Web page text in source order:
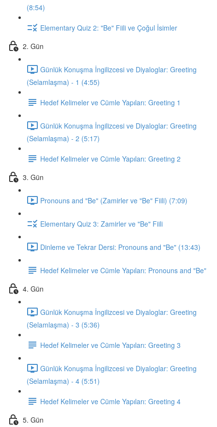
(8:54)
Elementary Quiz 2: "Be" Fiili ve Çoğul İsimler
2. Gün
Günlük Konuşma İngilizcesi ve Diyaloglar: Greeting
(Selamlaşma) - 1 (4:55)
Hedef Kelimeler ve Cümle Yapıları: Greeting 1
Günlük Konuşma İngilizcesi ve Diyaloglar: Greeting
(Selamlaşma) - 2 (5:17)
Hedef Kelimeler ve Cümle Yapıları: Greeting 2
3. Gün
Pronouns and "Be" (Zamirler ve "Be" Fiili) (7:09)
Elementary Quiz 3: Zamirler ve "Be" Fiili
Dinleme ve Tekrar Dersi: Pronouns and "Be" (13:43)
Hedef Kelimeler ve Cümle Yapıları: Pronouns and "Be"
4. Gün
Günlük Konuşma İngilizcesi ve Diyaloglar: Greeting
(Selamlaşma) - 3 (5:36)
Hedef Kelimeler ve Cümle Yapıları: Greeting 3
Günlük Konuşma İngilizcesi ve Diyaloglar: Greeting
(Selamlaşma) - 4 (5:51)
Hedef Kelimeler ve Cümle Yapıları: Greeting 4
5. Gün